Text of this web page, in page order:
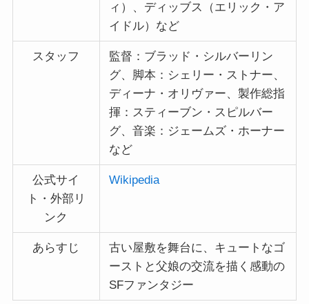
ィ）、ディッブス（エリック・ア
イドル）など
スタッフ
監督：ブラッド・シルバーリン
グ、脚本：シェリー・ストナー、
ディーナ・オリヴァー、製作総指
揮：スティーブン・スピルバー
グ、音楽：ジェームズ・ホーナー
など
公式サイ
ト・外部リ
ンク
Wikipedia
あらすじ
古い屋敷を舞台に、キュートなゴ
ーストと父娘の交流を描く感動の
SFファンタジー